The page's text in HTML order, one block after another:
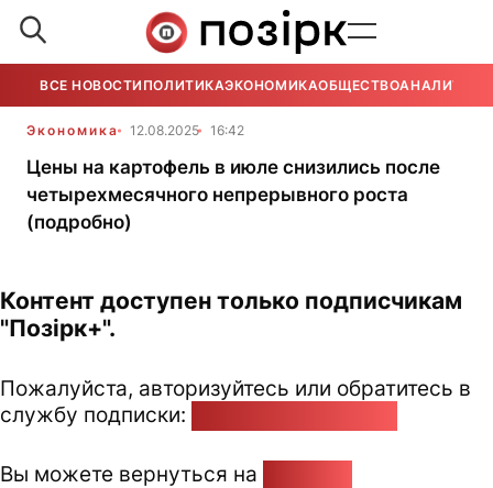
ВСЕ НОВОСТИ ПОЛИТИКАЭКОНОМИКАОБЩЕСТВОАНАЛИТИКА
Экономика 12.08.2025 16:42
Цены на картофель в июле снизились после
четырехмесячного непрерывного роста
(подробно)
Контент доступен только подписчикам
"Позірк+".
Пожалуйста, авторизуйтесь или обратитесь в
службу подписки:
Вы можете вернуться на